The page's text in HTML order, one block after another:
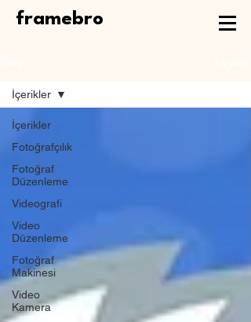
framebro
İçerikler
Fotoğrafçılık
Fotoğraf
Düzenleme
Videografi
Video
Düzenleme
Fotoğraf
Makinesi
Video
Kamera
İçerikler